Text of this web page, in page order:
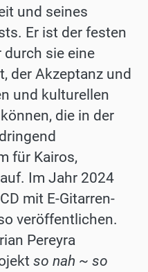
und seines
Er ist der festen
durch sie eine
der Akzeptanz und
und kulturellen
die in der
für Kairos,
Im Jahr 2024
mit E-Gitarren-
veröffentlichen.
Pereyra
so nah ~ so